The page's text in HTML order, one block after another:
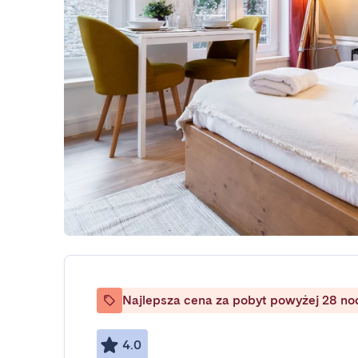
Najlepsza cena za pobyt powyżej 28
4.0